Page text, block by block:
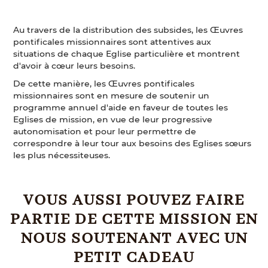
Au travers de la distribution des subsides, les Œuvres
pontificales missionnaires sont attentives aux
situations de chaque Eglise particulière et montrent
d'avoir à cœur leurs besoins.
De cette manière, les Œuvres pontificales
missionnaires sont en mesure de soutenir un
programme annuel d'aide en faveur de toutes les
Eglises de mission, en vue de leur progressive
autonomisation et pour leur permettre de
correspondre à leur tour aux besoins des Eglises sœurs
les plus nécessiteuses.
VOUS AUSSI POUVEZ FAIRE
PARTIE DE CETTE MISSION EN
NOUS SOUTENANT AVEC UN
PETIT CADEAU